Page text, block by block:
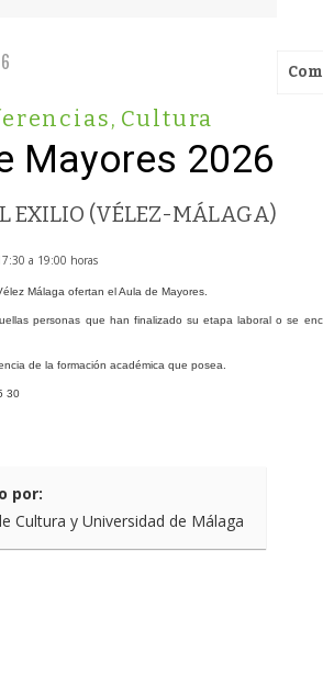
, Cultura
Mayores 2026
EXILIO (VÉLEZ-MÁLAGA)
a 19:00 horas
Málaga ofertan el Aula de Mayores.
personas que han finalizado su etapa laboral o se
de la formación académica que posea.
30
por:
Cultura y Universidad de Málaga